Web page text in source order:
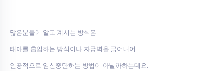
많은분들이 알고 계시는 방식은
태아를 흡입하는 방식이나 자궁벽을 긁어내어
인공적으로 임신중단하는 방법이 아닐까하는데요.